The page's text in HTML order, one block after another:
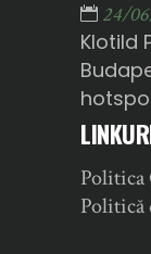
24/
Klotild
Politica
Politică